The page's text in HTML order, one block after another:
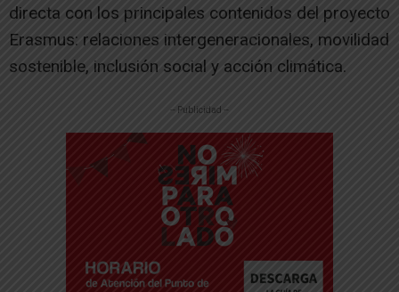
directa con los principales contenidos del proyecto
Erasmus: relaciones intergeneracionales, movilidad
sostenible, inclusión social y acción climática.
-- Publicidad --